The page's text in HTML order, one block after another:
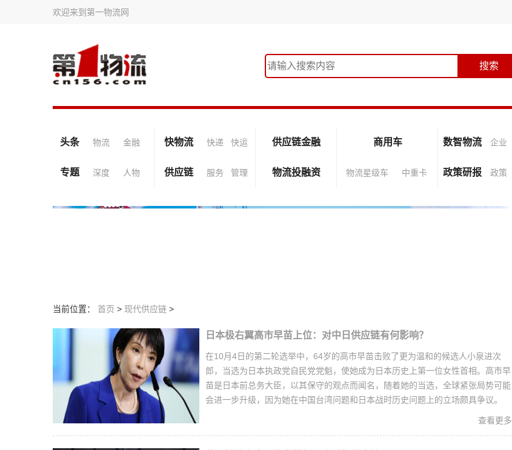
欢迎来到第一物流网
头条 物流 金融 快物流 快递 快运 供应链金融 商用车 数智物流 企业
专题 深度 人物 供应链 服务 管理 物流投融资 物流星级车 中重卡 政策研报 政策
当前位置： 首页 > 现代供应链 >
日本极右翼高市早苗上位：对中日供应链有何影响？
在10月4日的第二轮选举中，64岁的高市早苗击败了更为温和的候选人小泉进次
郎，当选为日本执政党自民党党魁，使她成为日本历史上第一位女性首相。高市早
苗是日本前总务大臣，以其保守的观点而闻名，随着她的当选，全球紧张局势可能
会进一步升级，因为她在中国台湾问题和日本战时历史问题上的立场颇具争议。
查看更多